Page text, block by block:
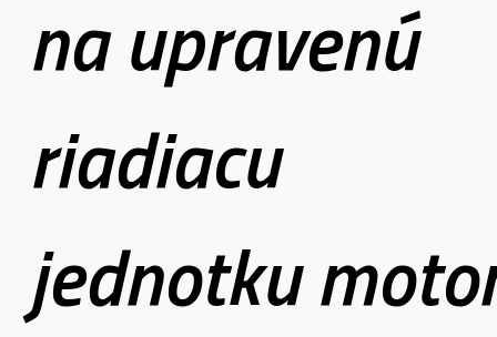
na upravenú
riadiacu
jednotku